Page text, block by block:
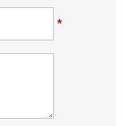
*